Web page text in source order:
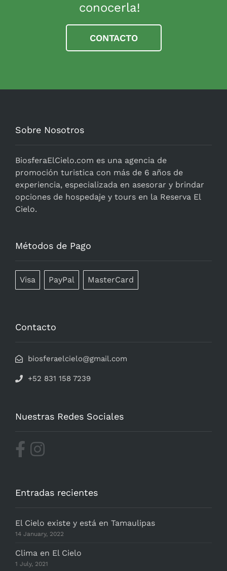
conocerla!
CONTACTO
Sobre Nosotros
BiosferaElCielo.com es una agencia de
promoción turistica con más de 6 años de
experiencia, especializada en asesorar y brindar
opciones de hospedaje y tours en la Reserva El
Cielo.
Métodos de Pago
Visa PayPal MasterCard
Contacto
biosferaelcielo@gmail.com
+52 831 158 7239
Nuestras Redes Sociales
Entradas recientes
El Cielo existe y está en Tamaulipas
14 January, 2022
Clima en El Cielo
1 July, 2021